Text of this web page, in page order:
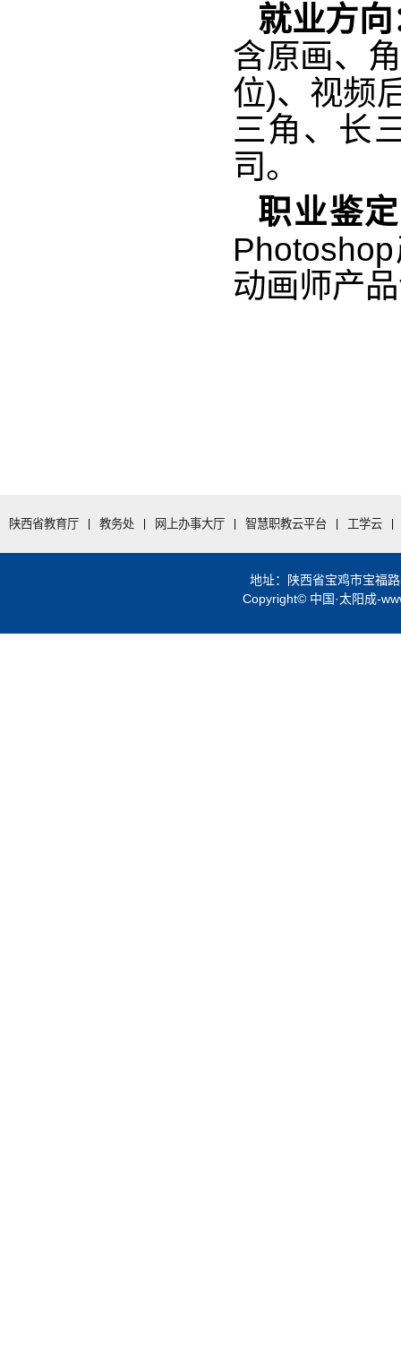
就业方向
含原画、
位)、视频
三角、长
司。
职业鉴
动画师产
陕西省教育厅 教务处 网上办事大厅 智慧职教云平台 工学云
地址：陕西省宝鸡市宝福
Copyright© 中国·太阳成-